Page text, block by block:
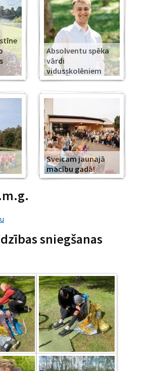
Absolventu spēka
vārdi
vidusskolēniem
Sveicam jaunajā
mācību gadā!
sniegšanas